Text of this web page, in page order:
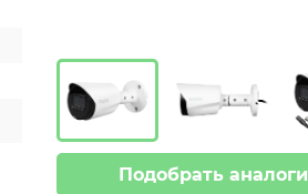
Подобрать аналоги